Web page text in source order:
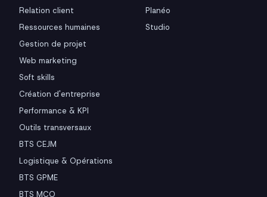
Relation client
Ressources humaines
Gestion de projet
Web marketing
Soft skills
Création d'entreprise
Performance & KPI
Outils transversaux
BTS CEJM
Logistique & Opérations
BTS GPME
BTS MCO
Planéo
Studio